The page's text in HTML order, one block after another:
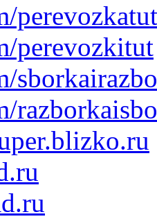
perevozkatut
perevozkitut